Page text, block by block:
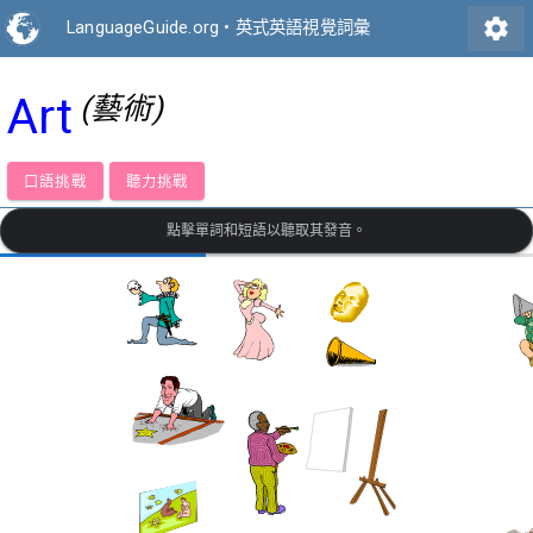
LanguageGuide.org • 英式英語視覺詞彙 settings
Art (藝術)
口語挑戰 聽力挑戰
點擊單詞和短語以聽取其發音。